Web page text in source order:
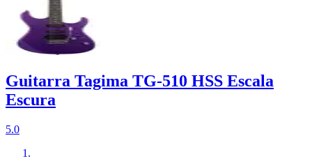
Guitarra Tagima TG-510 HSS Escala
Escura
5.0